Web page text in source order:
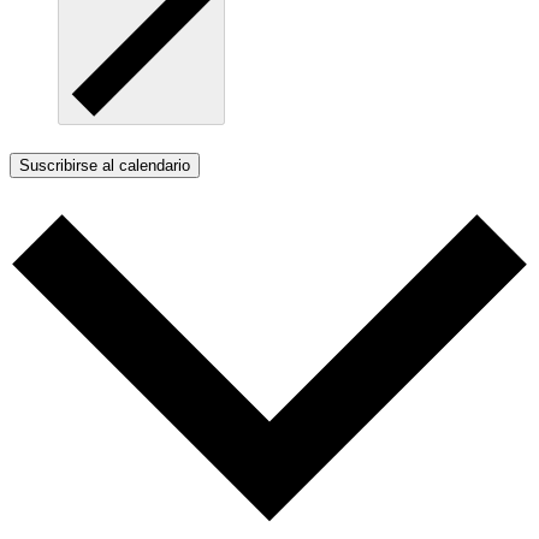
Suscribirse al calendario